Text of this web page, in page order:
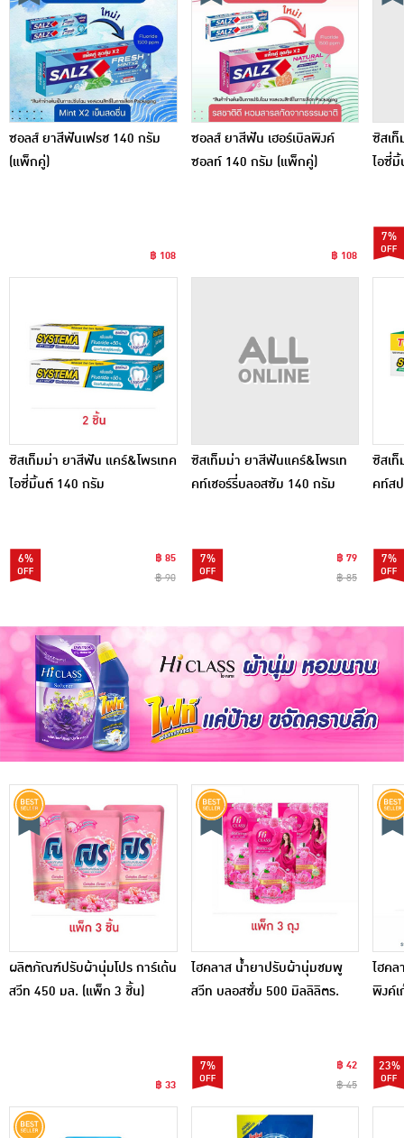
ซอลส์ ยาสีฟันเฟรช 140 กรัม
(แพ็กคู่)
฿ 108
ซิสเท็มม่า ยาสีฟัน แคร์&โพรเทค
ไอซี่มิ้นต์ 140 กรัม
6%
฿ 85
฿ 90
ซอลส์ ยาสีฟัน เฮอร์เบิลพิงค์
ซอลท์ 140 กรัม (แพ็กคู่)
฿ 108
ซิสเท็มม่า ยาสีฟันแคร์&โพรเท
คท์เชอร์รี่บลอสซัม 140 กรัม
7%
฿ 79
฿ 85
ซิสเ
ไอซี่
7%
ซิสเ
คท์ส
7%
ผลิตภัณฑ์ปรับผ้านุ่มโปร การ์เด้น
สวีท 450 มล. (แพ็ก 3 ชิ้น)
฿ 33
ไฮคลาส น้ำยาปรับผ้านุ่มชมพู
สวีท บลอสซั่ม 500 มิลลิลิตร.
7%
฿ 42
฿ 45
ไฮค
พิงค์
23%